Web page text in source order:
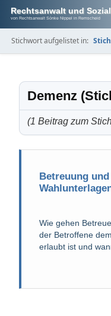
Rechtsanwalt und
von Rechtsanwalt Sönke Nippel in Remscheid
Stichwort aufgelistet in:
Demenz
(1 Beitrag zum
Betreuung
Wie gehen
der Betroffene
erlaubt ist und